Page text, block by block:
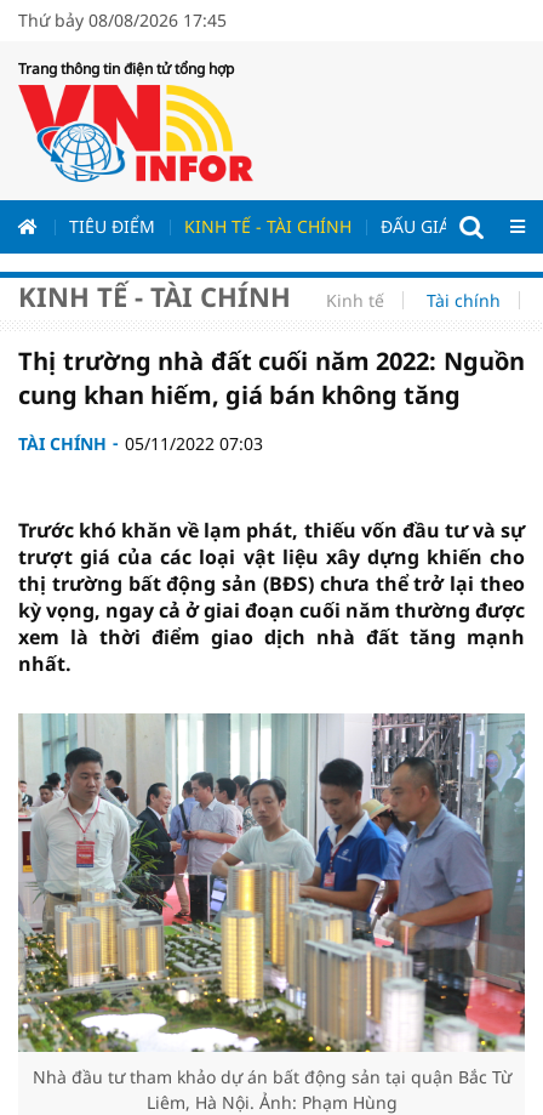
Thứ bảy 08/08/2026 17:45
Trang thông tin điện tử tổng hợp
TIÊU ĐIỂM KINH TẾ - TÀI CHÍNH ĐẤU GIÁ - ĐẤU
KINH TẾ - TÀI CHÍNH Kinh tế Tài chính
Thị trường nhà đất cuối năm 2022: Nguồn
cung khan hiếm, giá bán không tăng
TÀI CHÍNH 05/11/2022 07:03
Trước khó khăn về lạm phát, thiếu vốn đầu tư và sự
trượt giá của các loại vật liệu xây dựng khiến cho
thị trường bất động sản (BĐS) chưa thể trở lại theo
kỳ vọng, ngay cả ở giai đoạn cuối năm thường được
xem là thời điểm giao dịch nhà đất tăng mạnh
nhất.
Nhà đầu tư tham khảo dự án bất động sản tại quận Bắc Từ
Liêm, Hà Nội. Ảnh: Phạm Hùng